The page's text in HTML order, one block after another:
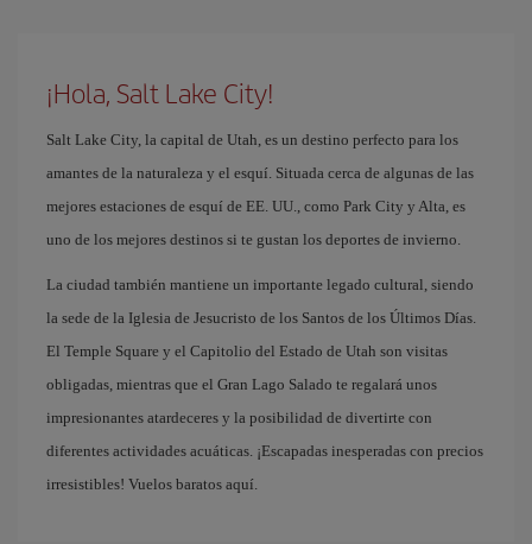
¡Hola, Salt Lake City!
Salt Lake City, la capital de Utah, es un destino perfecto para los
amantes de la naturaleza y el esquí. Situada cerca de algunas de las
mejores estaciones de esquí de EE. UU., como Park City y Alta, es
uno de los mejores destinos si te gustan los deportes de invierno.
La ciudad también mantiene un importante legado cultural, siendo
la sede de la Iglesia de Jesucristo de los Santos de los Últimos Días.
El Temple Square y el Capitolio del Estado de Utah son visitas
obligadas, mientras que el Gran Lago Salado te regalará unos
impresionantes atardeceres y la posibilidad de divertirte con
diferentes actividades acuáticas. ¡Escapadas inesperadas con precios
irresistibles! Vuelos baratos aquí.